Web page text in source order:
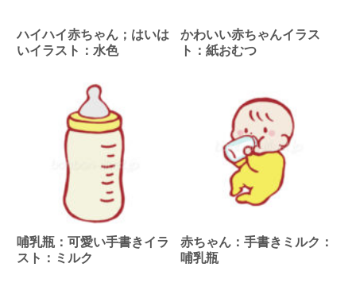
ハイハイ赤ちゃん；はいは
いイラスト：水色
かわいい赤ちゃんイラス
ト：紙おむつ
哺乳瓶：可愛い手書きイラ
スト：ミルク
赤ちゃん：手書きミルク：
哺乳瓶